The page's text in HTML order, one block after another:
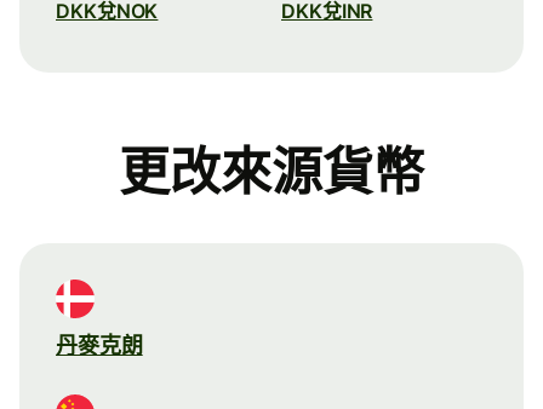
DKK兌NOK DKK兌INR
更改來源貨幣
丹麥克朗